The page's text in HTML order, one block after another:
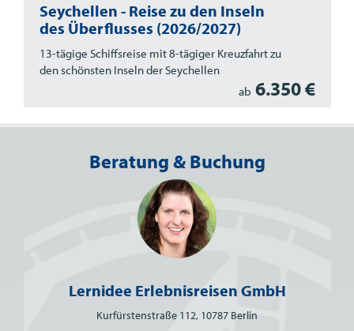
Seychellen - Reise zu den Inseln
des Überflusses (2026/2027)
13-tägige Schiffsreise mit 8-tägiger Kreuzfahrt zu
den schönsten Inseln der Seychellen
ab 6.350 €
Beratung & Buchung
Lernidee Erlebnisreisen GmbH
Kurfürstenstraße 112, 10787 Berlin